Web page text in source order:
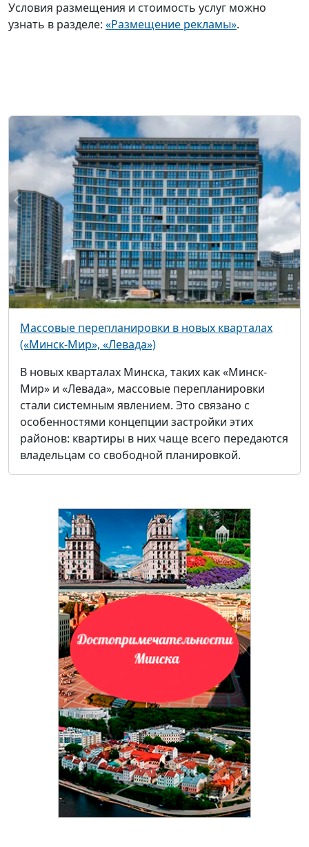
Условия размещения и стоимость услуг можно
узнать в разделе: «Размещение рекламы».
Массовые перепланировки в новых кварталах
(«Минск-Мир», «Левада»)
В новых кварталах Минска, таких как «Минск-
Мир» и «Левада», массовые перепланировки
стали системным явлением. Это связано с
особенностями концепции застройки этих
районов: квартиры в них чаще всего передаются
владельцам со свободной планировкой.